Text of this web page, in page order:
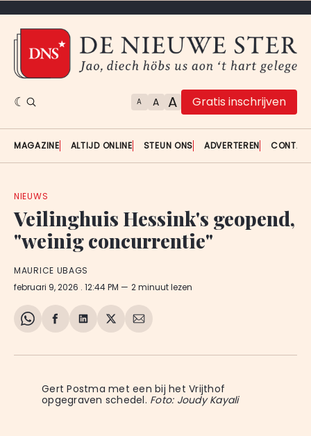
A A A Gratis inschrijven
MAGAZINE ALTIJD ONLINE STEUN ONS ADVERTEREN
NIEUWS
Veilinghuis Hessink's geopend,
"weinig concurrentie"
MAURICE UBAGS
februari 9, 2026 . 12:44 PM 2 minuut lezen
Share
WhatsApp
Delen
Facebook
Delen
LinkedIn
Share
X
Deel
E-
Gert Postma met een bij het Vrijthof
opgegraven schedel. Foto: Joudy Kayali